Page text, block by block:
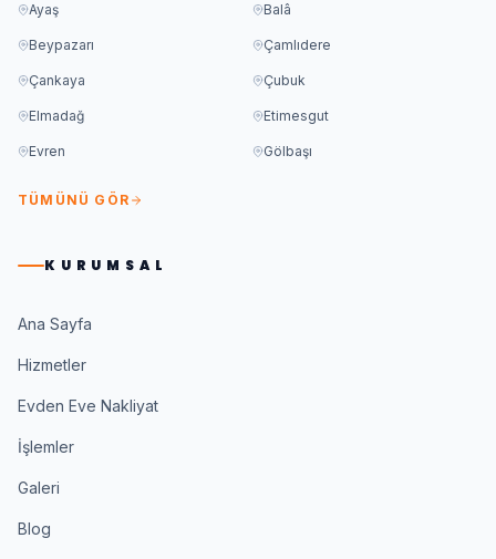
Ayaş Balâ
Beypazarı Çamlıdere
Çankaya Çubuk
Elmadağ Etimesgut
Evren Gölbaşı
TÜMÜNÜ GÖR
KURUMSAL
Ana Sayfa
Hizmetler
Evden Eve Nakliyat
İşlemler
Galeri
Blog